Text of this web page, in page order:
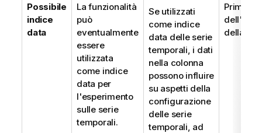
Possibile
indice
data
La funzionalità
può
eventualmente
essere
utilizzata
come indice
data per
l'esperimento
sulle serie
temporali.
Se utilizzati
come indice
data delle serie
temporali, i dati
nella colonna
possono influire
su aspetti della
configurazione
delle serie
temporali, ad
Prima
della